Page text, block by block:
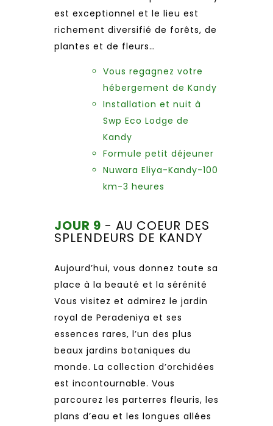
est exceptionnel et le lieu est
richement diversifié de forêts, de
plantes et de fleurs…
Vous regagnez votre
hébergement de Kandy
Installation et nuit à
Swp Eco Lodge de
Kandy
Formule petit déjeuner
Nuwara Eliya-Kandy-100
km-3 heures
JOUR 9 - AU COEUR DES
SPLENDEURS DE KANDY
Aujourd’hui, vous donnez toute sa
place à la beauté et la sérénité
Vous visitez et admirez le jardin
royal de Peradeniya et ses
essences rares, l’un des plus
beaux jardins botaniques du
monde. La collection d’orchidées
est incontournable. Vous
parcourez les parterres fleuris, les
plans d’eau et les longues allées